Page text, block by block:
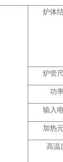
炉体
炉管
功
输入
加热
高温